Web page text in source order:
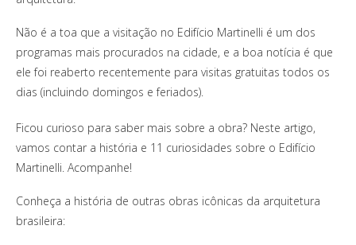
Não é a toa que a visitação no Edifício Martinelli é um dos
programas mais procurados na cidade, e a boa notícia é que
ele foi reaberto recentemente para visitas gratuitas todos os
dias (incluindo domingos e feriados).
Ficou curioso para saber mais sobre a obra? Neste artigo,
vamos contar a história e 11 curiosidades sobre o Edifício
Martinelli. Acompanhe!
Conheça a história de outras obras icônicas da arquitetura
brasileira: